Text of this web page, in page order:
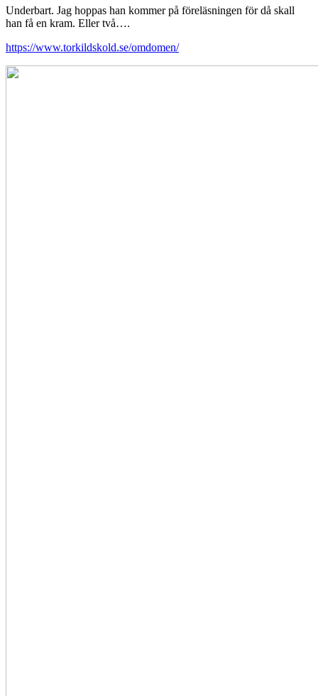
Underbart. Jag hoppas han kommer på föreläsningen för då skall
han få en kram. Eller två….
https://www.torkildskold.se/omdomen/